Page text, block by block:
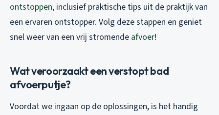
ontstoppen, inclusief praktische tips uit de praktijk van
een ervaren ontstopper. Volg deze stappen en geniet
snel weer van een vrij stromende afvoer!
Wat veroorzaakt een verstopt bad
afvoerputje?
Voordat we ingaan op de oplossingen, is het handig